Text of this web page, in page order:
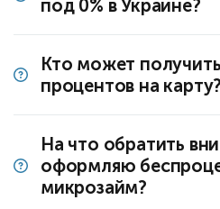
под 0% в Украине?
Кто может
процентов на карту?
На что обратить
оформляю
микрозайм?